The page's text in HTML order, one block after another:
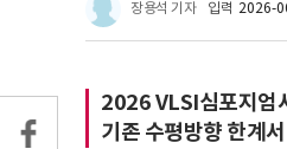
장용석 기자 입력 2026-
2026 VLSI심포지엄
기존 수평방향 한계